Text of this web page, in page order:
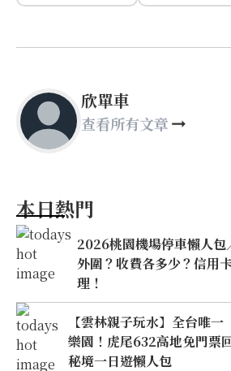
欣單車
查看所有文章
本日熱門
2026桃園機場停車懶人包
外圍？收費各多少？信用
理！
【雲林親子玩水】全台唯
樂園！虎尾632高地免門票
秘境一日遊懶人包